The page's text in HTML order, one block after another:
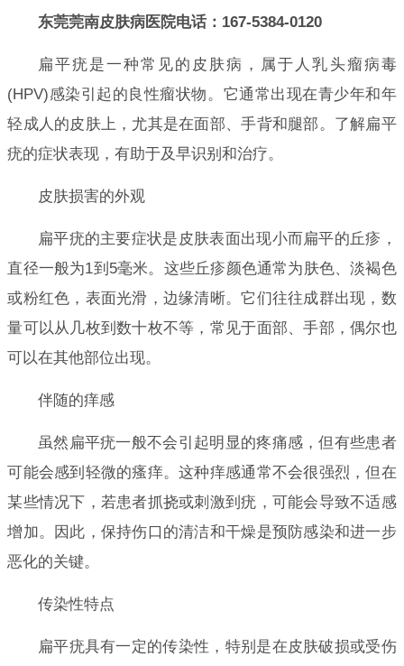
东莞莞南皮肤病医院电话：167-5384-0120
扁平疣是一种常见的皮肤病，属于人乳头瘤病毒
(HPV)感染引起的良性瘤状物。它通常出现在青少年和年
轻成人的皮肤上，尤其是在面部、手背和腿部。了解扁平
疣的症状表现，有助于及早识别和治疗。
皮肤损害的外观
扁平疣的主要症状是皮肤表面出现小而扁平的丘疹，
直径一般为1到5毫米。这些丘疹颜色通常为肤色、淡褐色
或粉红色，表面光滑，边缘清晰。它们往往成群出现，数
量可以从几枚到数十枚不等，常见于面部、手部，偶尔也
可以在其他部位出现。
伴随的痒感
虽然扁平疣一般不会引起明显的疼痛感，但有些患者
可能会感到轻微的瘙痒。这种痒感通常不会很强烈，但在
某些情况下，若患者抓挠或刺激到疣，可能会导致不适感
增加。因此，保持伤口的清洁和干燥是预防感染和进一步
恶化的关键。
传染性特点
扁平疣具有一定的传染性，特别是在皮肤破损或受伤